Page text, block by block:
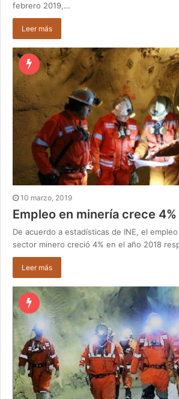
febrero 2019,…
Leer más
10 marzo, 2019
Empleo en minería crece
De acuerdo a estadísticas de INE, el
sector minero creció 4% en el año 2018
Leer más